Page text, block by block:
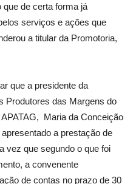
que de certa forma já
serviços e ações que
a titular da Promotoria,
que a presidente da
Produtores das Margens do
Maria da Conceição
a prestação de
vez que segundo o que foi
a convenente
de contas no prazo de 30